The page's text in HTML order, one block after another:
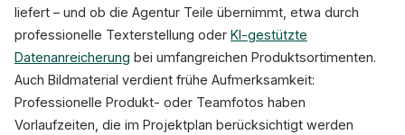
liefert – und ob die Agentur Teile übernimmt, etwa durch
professionelle Texterstellung oder KI-gestützte
Datenanreicherung bei umfangreichen Produktsortimenten.
Auch Bildmaterial verdient frühe Aufmerksamkeit:
Professionelle Produkt- oder Teamfotos haben
Vorlaufzeiten, die im Projektplan berücksichtigt werden